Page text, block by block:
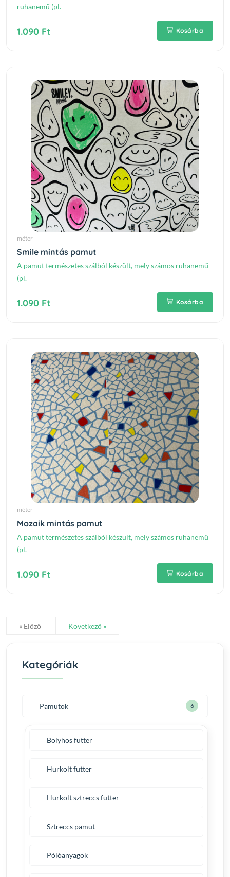
ruhanemű (pl.
1.090 Ft Kosárba
méter
Smile mintás pamut
A pamut természetes szálból készült, mely számos ruhanemű
(pl.
1.090 Ft Kosárba
méter
Mozaik mintás pamut
A pamut természetes szálból készült, mely számos ruhanemű
(pl.
1.090 Ft Kosárba
« Előző Következő »
Kategóriák
Pamutok 6
Bolyhos futter
Hurkolt futter
Hurkolt sztreccs futter
Sztreccs pamut
Pólóanyagok